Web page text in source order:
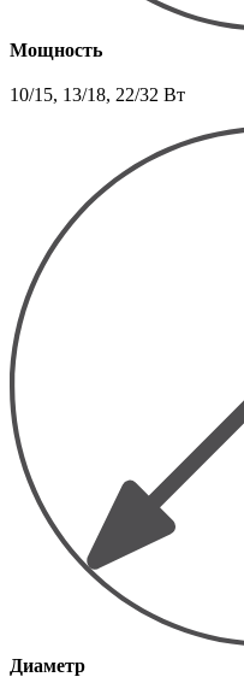
Мощность
10/15, 13/18, 22/32 Вт
Диаметр